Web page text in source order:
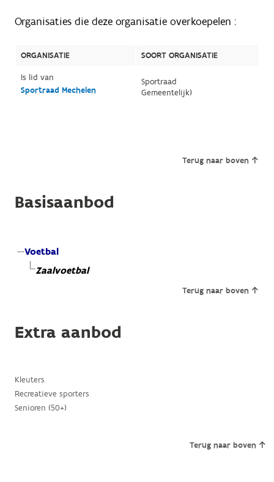
Organisaties die deze organisatie overkoepelen :
ORGANISATIE
SOORT ORGANISATIE
Is lid van
Sportraad Mechelen
Sportraad
Gemeentelijk)
Terug naar boven
Basisaanbod
Voetbal
Zaalvoetbal
Terug naar boven
Extra aanbod
Kleuters
Recreatieve sporters
Senioren (50+)
Terug naar boven